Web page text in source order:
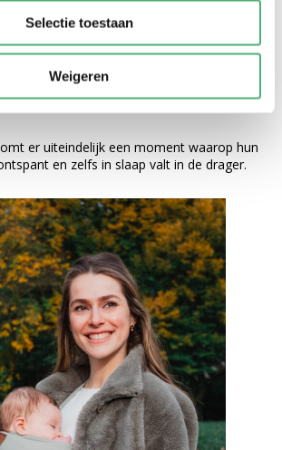
Selectie toestaan
Weigeren
het dragen rustig op te bouwen. Eerst een
iets langer. Naarmate een baby de
en nabijheid herkent, wordt het vaak steeds
er uiteindelijk een moment waarop hun
en zelfs in slaap valt in de drager.